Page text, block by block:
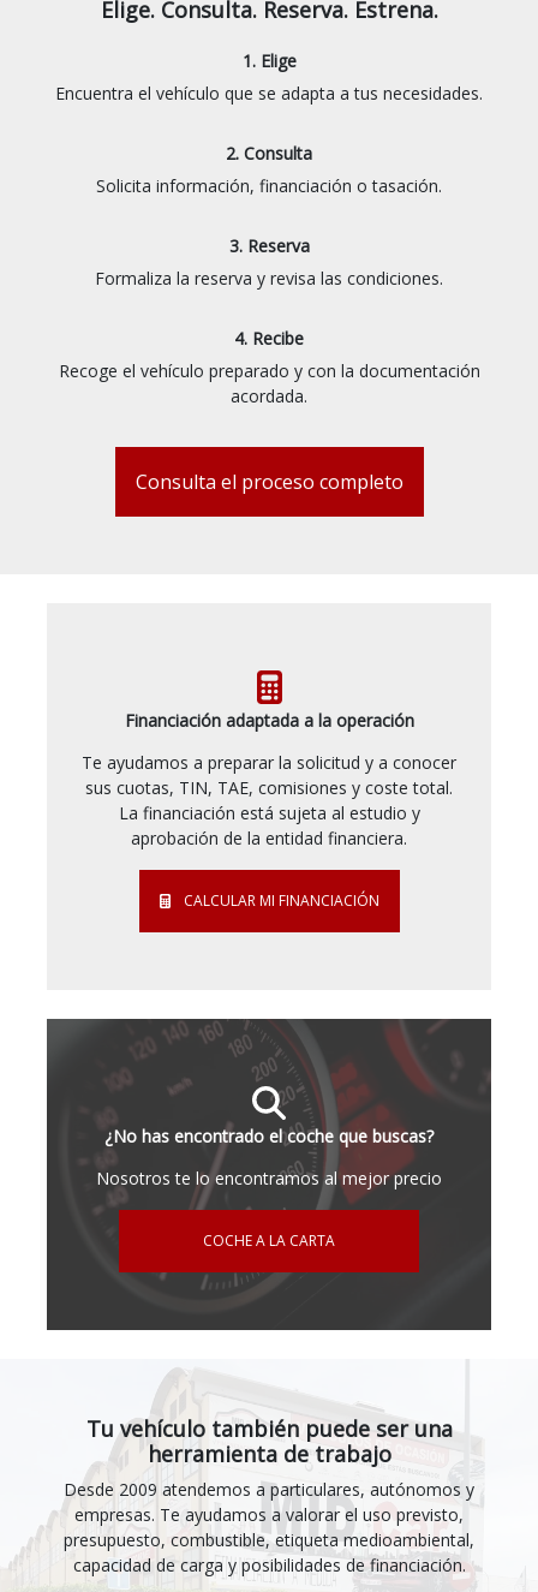
Elige. Consulta. Reserva. Estrena.
1. Elige
Encuentra el vehículo que se adapta a tus necesidades.
2. Consulta
Solicita información, financiación o tasación.
3. Reserva
Formaliza la reserva y revisa las condiciones.
4. Recibe
Recoge el vehículo preparado y con la documentación
acordada.
Consulta el proceso completo
Financiación adaptada a la operación
Te ayudamos a preparar la solicitud y a conocer
sus cuotas, TIN, TAE, comisiones y coste total.
La financiación está sujeta al estudio y
aprobación de la entidad financiera.
CALCULAR MI FINANCIACIÓN
¿No has encontrado el coche que buscas?
Nosotros te lo encontramos al mejor precio
COCHE A LA CARTA
Tu vehículo también puede ser una
herramienta de trabajo
Desde 2009 atendemos a particulares, autónomos y
empresas. Te ayudamos a valorar el uso previsto,
presupuesto, combustible, etiqueta medioambiental,
capacidad de carga y posibilidades de financiación.